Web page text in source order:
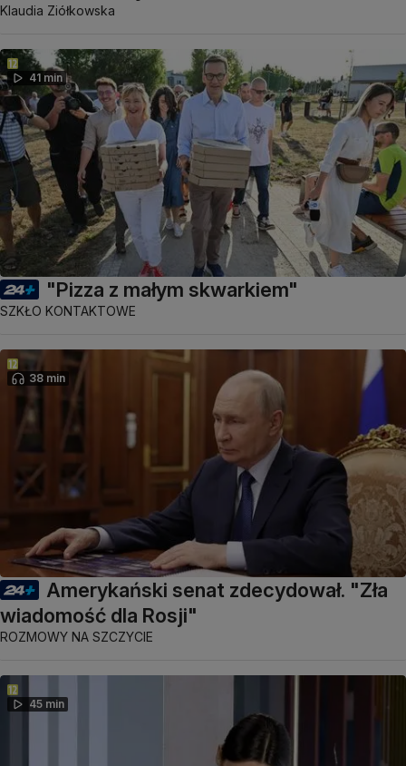
Klaudia Ziółkowska
41 min
"Pizza z małym skwarkiem"
SZKŁO KONTAKTOWE
38 min
Amerykański senat zdecydował. "Zła
wiadomość dla Rosji"
ROZMOWY NA SZCZYCIE
45 min